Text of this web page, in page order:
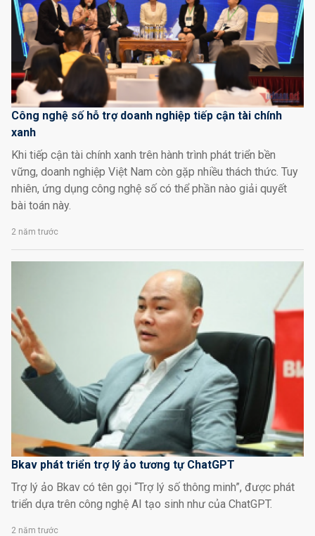
Công nghệ số hỗ trợ doanh nghiệp tiếp cận tài chính
xanh
Khi tiếp cận tài chính xanh trên hành trình phát triển bền
vững, doanh nghiệp Việt Nam còn gặp nhiều thách thức. Tuy
nhiên, ứng dụng công nghệ số có thể phần nào giải quyết
bài toán này.
2 năm trước
Bkav phát triển trợ lý ảo tương tự ChatGPT
Trợ lý ảo Bkav có tên gọi “Trợ lý số thông minh”, được phát
triển dựa trên công nghệ AI tạo sinh như của ChatGPT.
2 năm trước